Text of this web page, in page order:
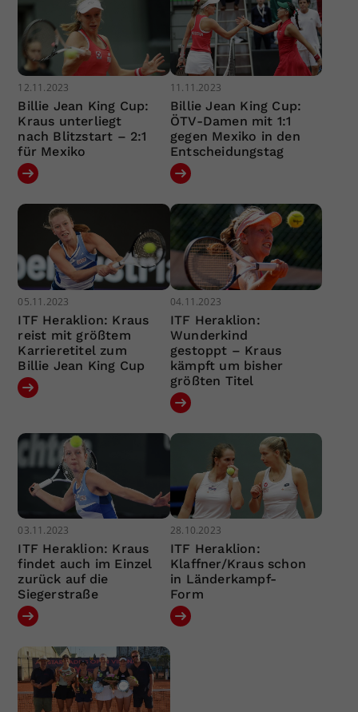
12.11.2023
Billie Jean King Cup:
Kraus unterliegt
nach Blitzstart – 2:1
für Mexiko
11.11.2023
Billie Jean King Cup:
ÖTV-Damen mit 1:1
gegen Mexiko in den
Entscheidungstag
05.11.2023
ITF Heraklion: Kraus
reist mit größtem
Karrieretitel zum
Billie Jean King Cup
04.11.2023
ITF Heraklion:
Wunderkind
gestoppt – Kraus
kämpft um bisher
größten Titel
03.11.2023
ITF Heraklion: Kraus
findet auch im Einzel
zurück auf die
Siegerstraße
28.10.2023
ITF Heraklion:
Klaffner/Kraus schon
in Länderkampf-
Form